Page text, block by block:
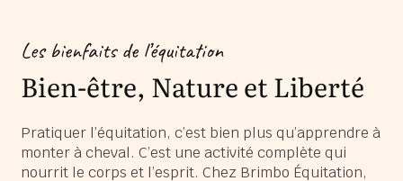
Les bienfaits de l’équitation
Bien-être, Nature et Liberté
Pratiquer l’équitation, c’est bien plus qu’apprendre à
monter à cheval. C’est une activité complète qui
nourrit le corps et l’esprit. Chez Brimbo Équitation,